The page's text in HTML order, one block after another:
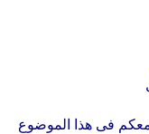
فى هذا الموضوع